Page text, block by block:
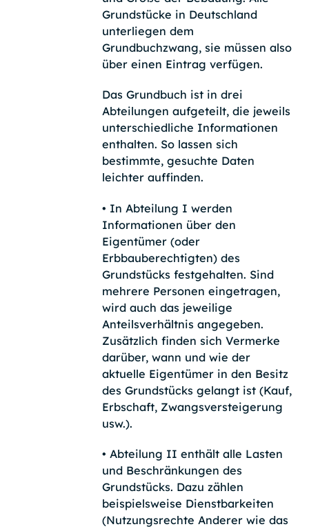
Grundstücke in Deutschland
unterliegen dem
Grundbuchzwang, sie müssen also
über einen Eintrag verfügen.
Das Grundbuch ist in drei
Abteilungen aufgeteilt, die jeweils
unterschiedliche Informationen
enthalten. So lassen sich
bestimmte, gesuchte Daten
leichter auffinden.
• In Abteilung I werden
Informationen über den
Eigentümer (oder
Erbbauberechtigten) des
Grundstücks festgehalten. Sind
mehrere Personen eingetragen,
wird auch das jeweilige
Anteilsverhältnis angegeben.
Zusätzlich finden sich Vermerke
darüber, wann und wie der
aktuelle Eigentümer in den Besitz
des Grundstücks gelangt ist (Kauf,
Erbschaft, Zwangsversteigerung
usw.).
• Abteilung II enthält alle Lasten
und Beschränkungen des
Grundstücks. Dazu zählen
beispielsweise Dienstbarkeiten
(Nutzungsrechte Anderer wie das